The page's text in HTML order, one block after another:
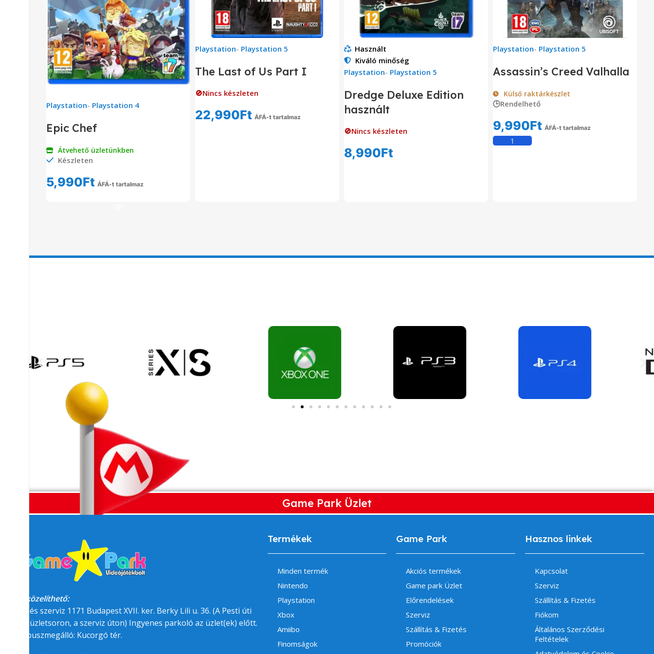
Playstation- Playstation 4
Epic Chef
Átvehető üzletünkben
Készleten
5,990Ft ÁFÁ-t tartalmaz
Playstation- Playstation 5
The Last of Us Part I
🚫Nincs készleten
22,990Ft ÁFÁ-t tartalmaz
Használt
Kiváló minőség
Playstation- Playstation 5
Dredge Deluxe Edition
használt
🚫Nincs készleten
8,990Ft
Playstation- Playstation 5
Assassin’s Creed Valhalla
Külső raktárkészlet
🕒Rendelhető
9,990Ft ÁFÁ-t tartalmaz
Game Park Üzlet
Megközelíthető:
üzlet és szerviz 1171 Budapest XVII. ker. Berky Lili u. 36. (A Pesti úti
felőli üzletsoron, a szerviz úton) Ingyenes parkoló az üzlet(ek) előtt.
BKK buszmegálló: Kucorgó tér.
Termékek
Minden termék
Nintendo
Playstation
Xbox
Amiibo
Finomságok
Game Park
Akciós termékek
Game park Üzlet
Előrendelések
Szerviz
Szállítás & Fizetés
Promóciók
Hasznos linkek
Kapcsolat
Szerviz
Szállítás & Fizetés
Fiókom
Általános Szerződési
Feltételek